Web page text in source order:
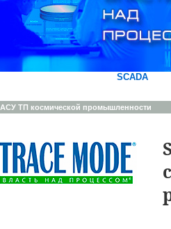
SCADA
АСУ ТП космической промышленности